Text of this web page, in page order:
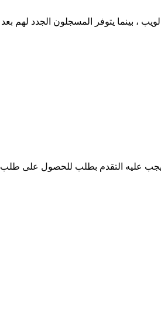
، بينما يتوفر المسجلون الجدد لهم بعد
ويجب عليه التقدم بطلب للحصول على طلب